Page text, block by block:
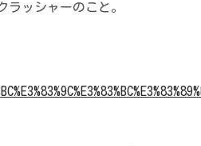
ラッシャーのこと。